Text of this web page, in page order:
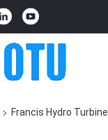
Francis Hydro Turbine